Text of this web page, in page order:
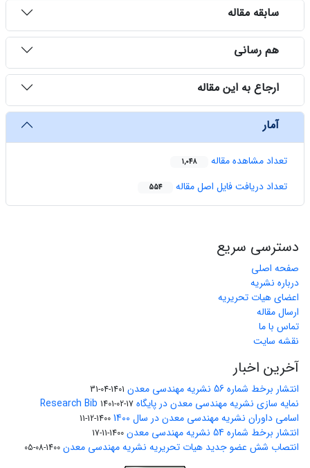
سابقه مقاله
هم رسانی
ارجاع به این مقاله
آمار
تعداد مشاهده مقاله 1,048
تعداد دریافت فایل اصل مقاله 554
دسترسی سریع
صفحه اصلی
درباره نشریه
اعضای هیات تحریریه
ارسال مقاله
تماس با ما
نقشه سایت
آخرین اخبار
انتشار برخط شماره 56 نشریه مهندسی معدن 1401-04-31
نمایه سازی نشریه مهندسی معدن در پایگاه Research Bib 1401-02-17
اسامی داوران نشریه مهندسی معدن در سال 1400 1400-12-11
انتشار برخط شماره 54 نشریه مهندسی معدن 1400-11-17
انتصاب شش عضو جدید هیات تحریریه نشریه مهندسی معدن 1400-08-05